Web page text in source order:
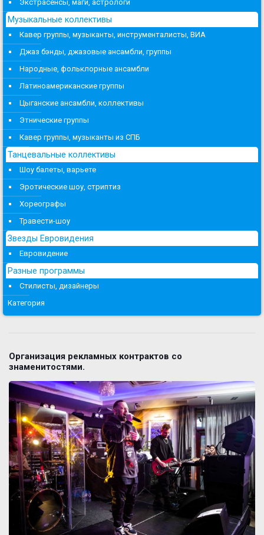
Экстрасенсы, маги, астрологи
Музыкальные коллективы
Кавер группы, музыканты, инструменталисты, ВИА
Джаз бэнды, джазовые ансамбли, группы
Народные, фольклорные ансамбли
Латиноамериканские группы
Цыганские ансамбли, коллективы
Этнические группы
Кавер группы, музыканты из СПБ
Танцевальные коллективы
Шоу балеты, варьете
Эротические шоу, стриптиз
Хореографы
Травести-шоу
Звезды Евровидения
Евровидение
Разные программы
Стилисты, дизайнеры
Категория
Организация рекламных контрактов со
знаменитостями.